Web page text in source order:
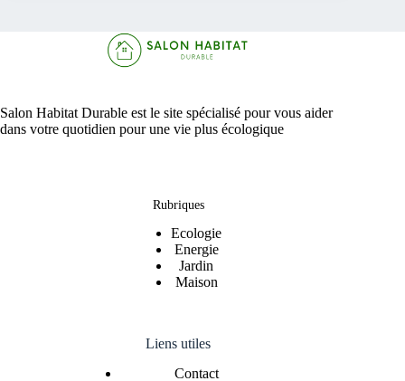
Salon Habitat Durable est le site spécialisé pour vous aider
dans votre quotidien pour une vie plus écologique
Rubriques
Ecologie
Energie
Jardin
Maison
Liens utiles
Contact